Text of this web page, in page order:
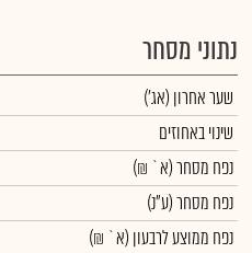
נתוני מסחר
שער אחרון (אג')
שינוי באחוזים
נפח מסחר(א` ₪)
נפח מסחר(ע"נ)
נפח ממוצע לרבעון (א` ₪)